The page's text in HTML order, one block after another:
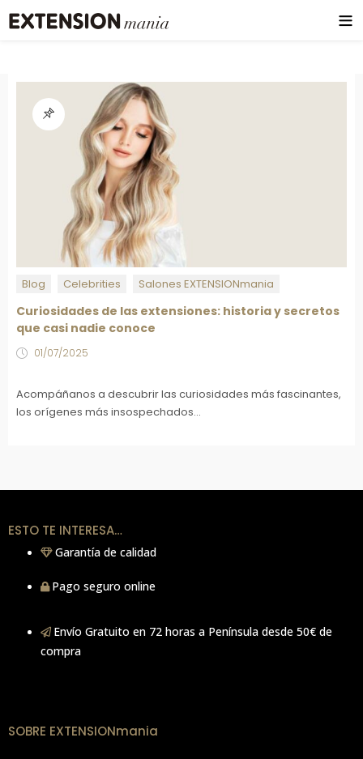
Blog Celebrities Salones EXTENSIONmania
Curiosidades de las extensiones: historia y secretos
que casi nadie conoce
01/07/2025
Acompáñanos a descubrir las curiosidades más fascinantes,
los orígenes más insospechados...
ESTO TE INTERESA…
Garantía de calidad
Pago seguro online
Envío Gratuito en 72 horas a Península desde 50€ de
compra
SOBRE EXTENSIONmania